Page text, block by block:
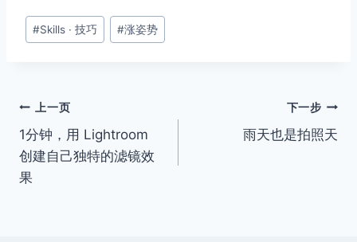
文
章
#Skills · 技巧 #涨姿势
文
章
导
上一页
1分钟，用 Lightroom
创建自己独特的滤镜效
果
下一步
雨天也是拍照天